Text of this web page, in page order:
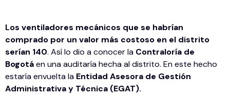
Los ventiladores mecánicos que se habrían
comprado por un valor más costoso en el distrito
serían 140. Así lo dio a conocer la Contraloría de
Bogotáen una auditaría hecha al distrito. En este hecho
estaría envuelta la Entidad Asesora de Gestión
Administrativa y Técnica (EGAT).